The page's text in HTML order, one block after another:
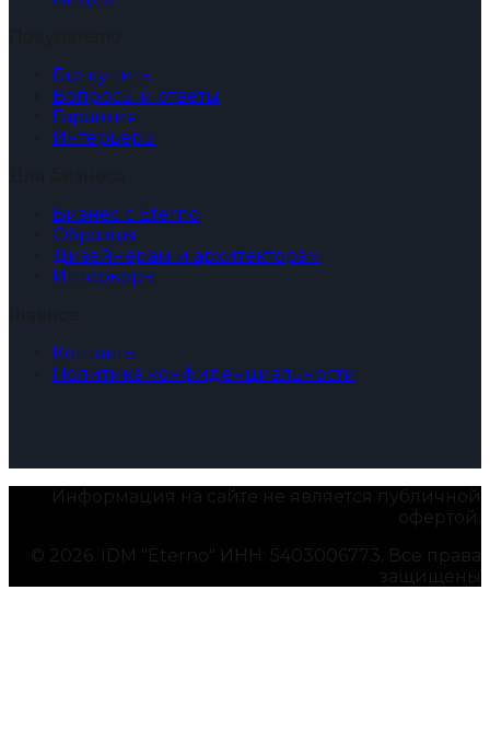
Где купить
Вопросы и ответы
Гарантия
Интерьеры
Бизнес с Eterno
Образцы
Дизайнерам и архитекторам
Интерьеры
Контакты
Политика конфиденциальности
Информация на сайте не является публичной
офертой.
© 2026. IDM "Eterno" ИНН: 5403006773. Все права
защищены